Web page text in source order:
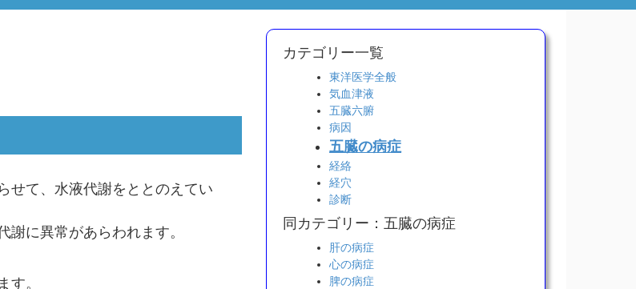
せて、水液代謝をととのえてい
に異常があらわれます。
す。
カテゴリー一覧
東洋医学全般
気血津液
五臓六腑
病因
五臓の病症
経絡
経穴
診断
同カテゴリー：五臓の病症
肝の病症
心の病症
脾の病症